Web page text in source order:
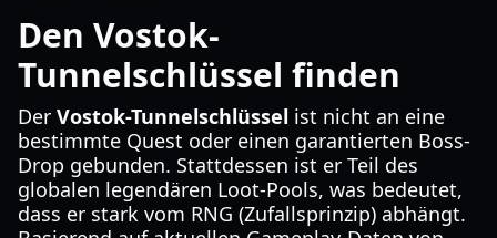
Den Vostok-
Tunnelschlüssel finden
Der Vostok-Tunnelschlüssel ist nicht an eine
bestimmte Quest oder einen garantierten Boss-
Drop gebunden. Stattdessen ist er Teil des
globalen legendären Loot-Pools, was bedeutet,
dass er stark vom RNG (Zufallsprinzip) abhängt.